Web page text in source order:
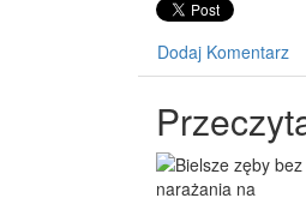
Dodaj Komentarz